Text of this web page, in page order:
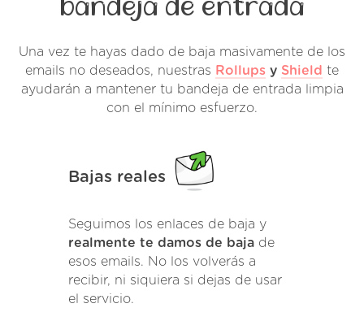
bandeja de entrada
Una vez te hayas dado de baja masivamente de los
emails no deseados, nuestras Rollups y Shield te
ayudarán a mantener tu bandeja de entrada limpia
con el mínimo esfuerzo.
Bajas reales
Seguimos los enlaces de baja y
realmente te damos de baja de
esos emails. No los volverás a
recibir, ni siquiera si dejas de usar
el servicio.